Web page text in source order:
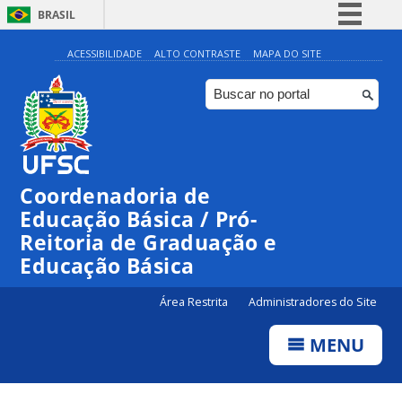
BRASIL
Simplifique!
Comunica BR
Participe
ACESSIBILIDADE ALTO CONTRASTE MAPA DO SITE
Coordenadoria de
Educação Básica / Pró-
Reitoria de Graduação e
Educação Básica
Área Restrita Administradores do Site
MENU